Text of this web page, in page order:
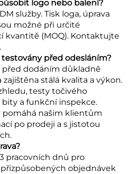
logo nebo balení?
služby. Tisk loga, úprava
možné při určité
kvantitě (MOQ). Kontaktujte
před odesláním?
před dodáním důkladně
stálá kvalita a výkon.
testy točivého
a funkční inspekce.
pomáhá našim klientům
po prodeji a s jistotou
pracovních dnů pro
objednávek